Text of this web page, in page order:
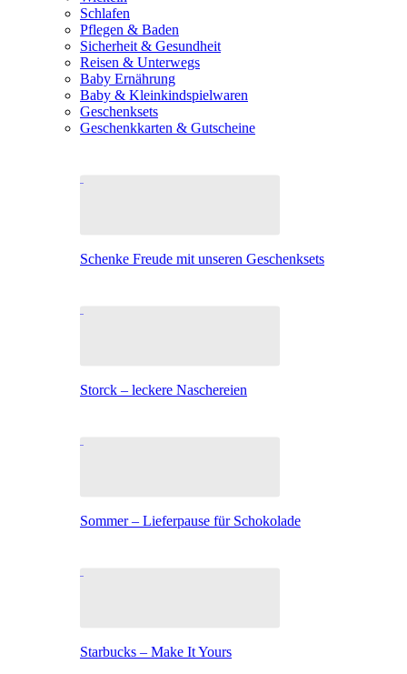
Schlafen
Pflegen & Baden
Sicherheit & Gesundheit
Reisen & Unterwegs
Baby Ernährung
Baby & Kleinkindspielwaren
Geschenksets
Geschenkkarten & Gutscheine
Schenke Freude mit unseren Geschenksets
Storck – leckere Naschereien
Sommer – Lieferpause für Schokolade
Starbucks – Make It Yours